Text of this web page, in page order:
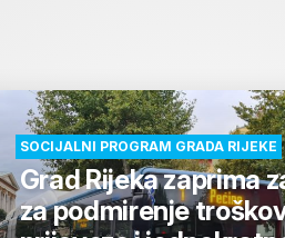
SOCIJALNI PROGRAM GRADA RIJEKE
Grad Rijeka zaprima
za podmirenje